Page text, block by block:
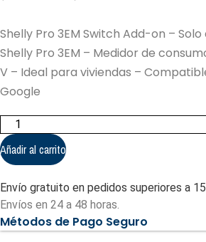
Shelly Pro 3EM Switch Add-on –
Shelly Pro 3EM – Medidor de
V – Ideal para viviendas –
Google
Shelly
Pro
3EM
Switch
Add-
-
Solo
compatible
con
Shelly
Añadir al carrito
Envío gratuito en pedidos superiores a
Envíos en 24 a 48 horas.
Métodos de Pago Seguro